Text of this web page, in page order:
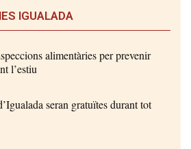
IGUALADA
alimentàries per prevenir
l’estiu
seran gratuïtes durant tot